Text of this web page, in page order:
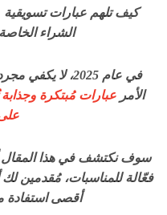
كيف تلهم عبارات
الشراء
في عام 2025، لا
الأمر عبارات مُبتكرة
سوف نكتشف في هذا المقال
فعّالة للمناسبات، مُقدمين
أقصى استفادة